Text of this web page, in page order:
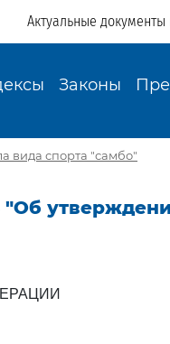
Актуальные
Законы
вида спорта "самбо"
"Об